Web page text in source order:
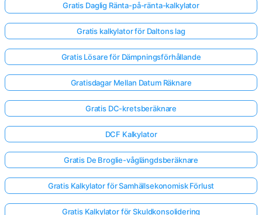
Logga
in
här!
Gratis Daglig Ränta-på-ränta-kalkylator
Gratis kalkylator för Daltons lag
Gratis Lösare för Dämpningsförhållande
Gratisdagar Mellan Datum Räknare
Gratis DC-kretsberäknare
DCF Kalkylator
Gratis De Broglie-våglängdsberäknare
Gratis Kalkylator för Samhällsekonomisk Förlust
Gratis Kalkylator för Skuldkonsolidering